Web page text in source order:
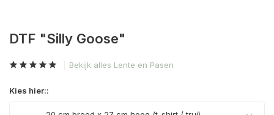
DTF "Silly Goose"
Bekijk alles Lente en Pasen
Kies hier::